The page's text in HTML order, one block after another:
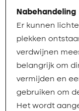
Nabehandeling
Er kunnen
plekken
verdwijnen
belangrijk om
vermijden en
gebruiken om
Het wordt